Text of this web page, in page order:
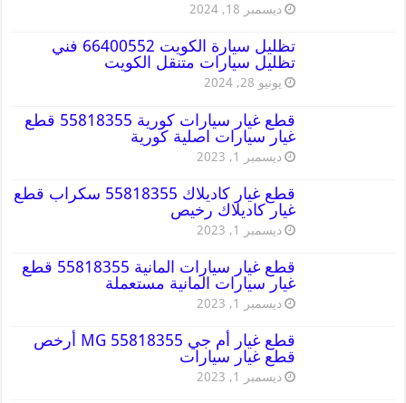
ديسمبر 18, 2024
تظليل سيارة الكويت 66400552 فني
تظليل سيارات متنقل الكويت
يونيو 28, 2024
قطع غيار سيارات كورية 55818355 قطع
غيار سيارات اصلية كورية
ديسمبر 1, 2023
قطع غيار كاديلاك 55818355 سكراب قطع
غيار كاديلاك رخيص
ديسمبر 1, 2023
قطع غيار سيارات المانية 55818355 قطع
غيار سيارات المانية مستعملة
ديسمبر 1, 2023
قطع غيار أم جي MG 55818355 أرخص
قطع غيار سيارات
ديسمبر 1, 2023